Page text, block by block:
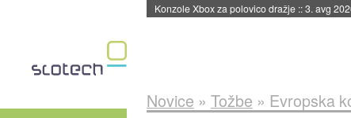
Konzole Xbox za polovico dražje ::3. avg
Novice » Tožbe » Evropska